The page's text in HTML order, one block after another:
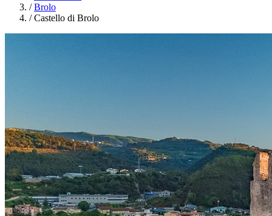
/ Brolo
/ Castello di Brolo